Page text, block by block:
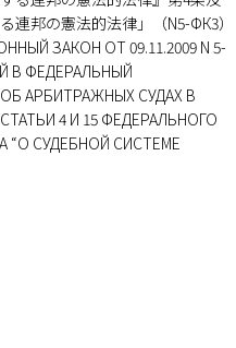
連邦の憲法的法律」（N5-ФК3）
ЗАКОН ОТ 09.11.2009 N 5-
В ФЕДЕРАЛЬНЫЙ
АРБИТРАЖНЫХ СУДАХ В
4 И 15 ФЕДЕРАЛЬНОГО
“О СУДЕБНОЙ СИСТЕМЕ